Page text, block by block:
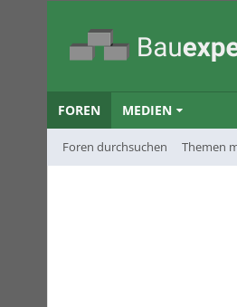
FOREN
Foren durchsuchen Themen
MEDIEN